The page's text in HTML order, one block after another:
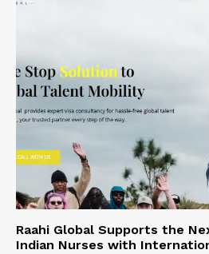
Raahi Global Supports the
Indian Nurses with